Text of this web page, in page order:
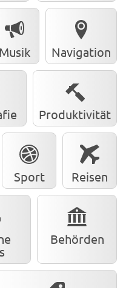
Musik Navigation
Produktivität
Sport Reisen
Behörden